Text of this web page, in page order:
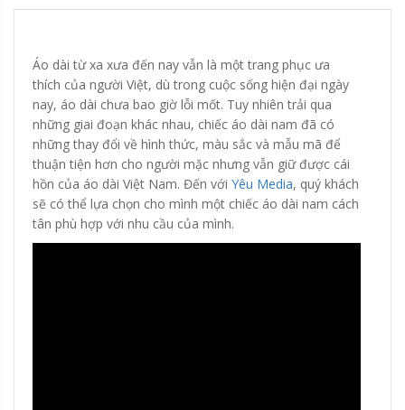
Áo dài từ xa xưa đến nay vẫn là một trang phục ưa
thích của người Việt, dù trong cuộc sống hiện đại ngày
nay, áo dài chưa bao giờ lỗi mốt. Tuy nhiên trải qua
những giai đoạn khác nhau, chiếc áo dài nam đã có
những thay đổi về hình thức, màu sắc và mẫu mã để
thuận tiện hơn cho người mặc nhưng vẫn giữ được cái
hồn của áo dài Việt Nam. Đến với Yêu Media, quý khách
sẽ có thể lựa chọn cho mình một chiếc áo dài nam cách
tân phù hợp với nhu cầu của mình.